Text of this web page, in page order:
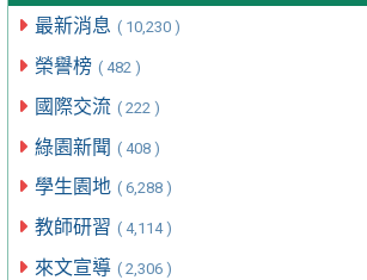
最新消息 ( 10,230 )
榮譽榜 ( 482 )
國際交流 ( 222 )
綠園新聞 ( 408 )
學生園地 ( 6,288 )
教師研習 ( 4,114 )
來文宣導 ( 2,306 )